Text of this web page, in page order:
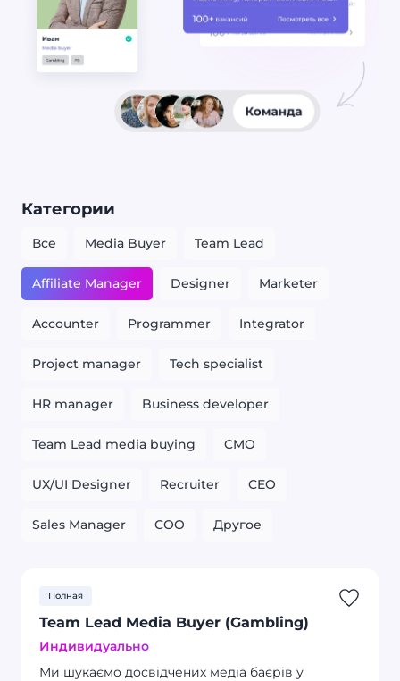
Категории
Все Media Buyer Team Lead
Affiliate Manager Designer Marketer
Accounter Programmer Integrator
Project manager Tech specialist
HR manager Business developer
Team Lead media buying CMO
UX/UI Designer Recruiter CEO
Sales Manager COO Другое
Полная
Team Lead Media Buyer (Gambling)
Индивидуально
Ми шукаємо досвідчених медіа баєрів у